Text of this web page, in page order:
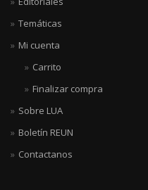
Temáticas
Mi cuenta
Carrito
Finalizar compra
Sobre LUA
Boletín REUN
Contactanos